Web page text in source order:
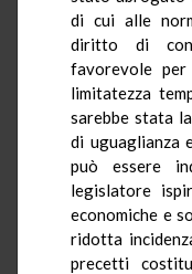
di cui alle
diritto di
favorevole
limitatezza
sarebbe stata
di uguaglianza
può essere
legislatore
economiche e
ridotta
precetti